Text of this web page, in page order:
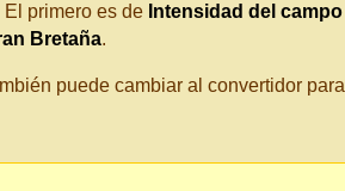
primero es de Intensidad del campo
Bretaña.
puede cambiar al convertidor para